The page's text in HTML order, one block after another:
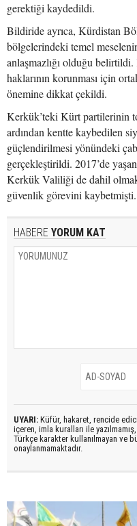
gerektiği kaydedildi.
Bildiride ayrıca, Kürdistan
bölgelerindeki temel
anlaşmazlığı olduğu
haklarının korunması için
önemine dikkat çekildi.
Kerkük’teki Kürt partilerinin
ardından kentte kaybedilen
güçlendirilmesi yönündeki
gerçekleştirildi. 2017’de
Kerkük Valiliği de dahil
güvenlik görevini kaybetmişti.
HABERE YORUM KAT
UYARI: Küfür, hakaret, rencide
içeren, imla kuralları ile yazılmamış,
Türkçe karakter kullanılmayan ve
onaylanmamaktadır.